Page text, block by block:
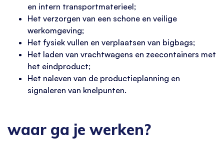
en intern transportmaterieel;
Het verzorgen van een schone en veilige
werkomgeving;
Het fysiek vullen en verplaatsen van bigbags;
Het laden van vrachtwagens en zeecontainers met
het eindproduct;
Het naleven van de productieplanning en
signaleren van knelpunten.
waar ga je werken?